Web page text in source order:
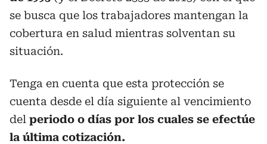
se busca que los trabajadores mantengan la
cobertura en salud mientras solventan su
situación.
Tenga en cuenta que esta protección se
cuenta desde el día siguiente al vencimiento
del periodo o días por los cuales se efectúe
la última cotización.